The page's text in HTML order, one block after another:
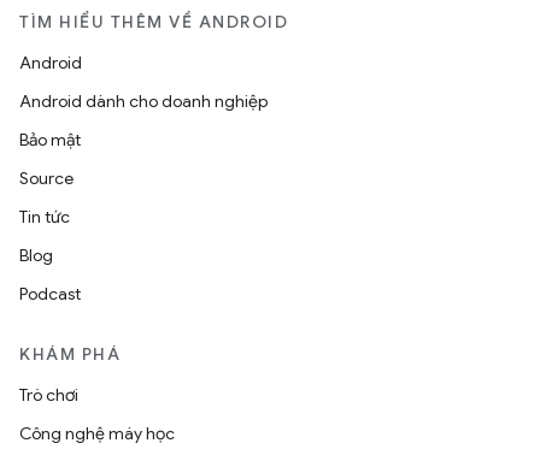
TÌM HIỂU THÊM VỀ ANDROID
Android
Android dành cho doanh nghiệp
Bảo mật
Source
Tin tức
Blog
Podcast
KHÁM PHÁ
Trò chơi
Công nghệ máy học